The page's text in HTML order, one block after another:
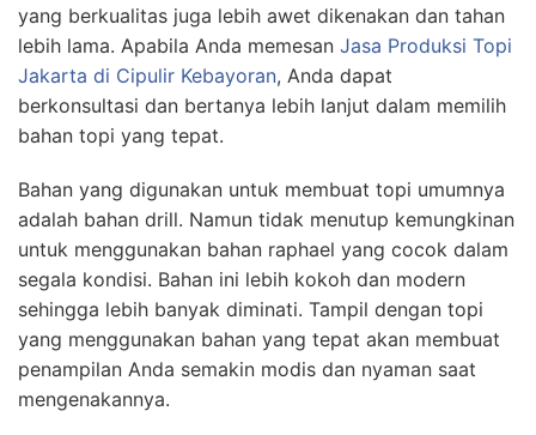
yang berkualitas juga lebih awet dikenakan dan tahan
lebih lama. Apabila Anda memesan Jasa Produksi Topi
Jakarta di Cipulir Kebayoran, Anda dapat
berkonsultasi dan bertanya lebih lanjut dalam memilih
bahan topi yang tepat.
Bahan yang digunakan untuk membuat topi umumnya
adalah bahan drill. Namun tidak menutup kemungkinan
untuk menggunakan bahan raphael yang cocok dalam
segala kondisi. Bahan ini lebih kokoh dan modern
sehingga lebih banyak diminati. Tampil dengan topi
yang menggunakan bahan yang tepat akan membuat
penampilan Anda semakin modis dan nyaman saat
mengenakannya.